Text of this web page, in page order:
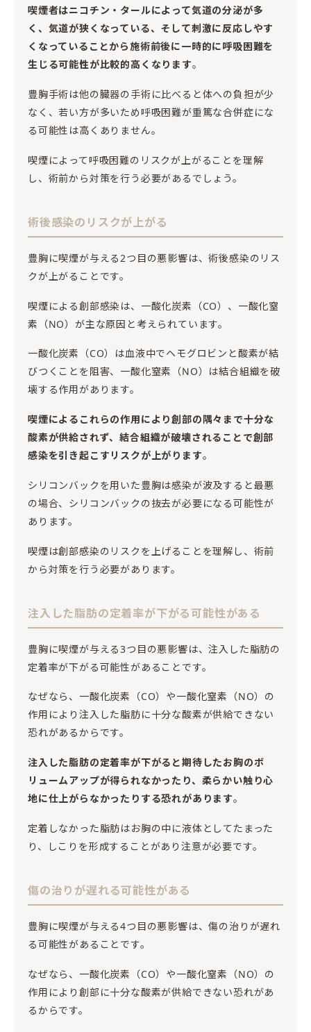
喫煙者はニコチン・タールによって気道の分泌が多
く、気道が狭くなっている、そして刺激に反応しやす
くなっていることから施術前後に一時的に呼吸困難を
生じる可能性が比較的高くなります。
豊胸手術は他の臓器の手術に比べると体への負担が少
なく、若い方が多いため呼吸困難が重篤な合併症にな
る可能性は高くありません。
喫煙によって呼吸困難のリスクが上がることを理解
し、術前から対策を行う必要があるでしょう。
術後感染のリスクが上がる
豊胸に喫煙が与える2つ目の悪影響は、術後感染のリス
クが上がることです。
喫煙による創部感染は、一酸化炭素（CO）、一酸化窒
素（NO）が主な原因と考えられています。
一酸化炭素（CO）は血液中でヘモグロビンと酸素が結
びつくことを阻害、一酸化窒素（NO）は結合組織を破
壊する作用があります。
喫煙によるこれらの作用により創部の隅々まで十分な
酸素が供給されず、結合組織が破壊されることで創部
感染を引き起こすリスクが上がります。
シリコンバックを用いた豊胸は感染が波及すると最悪
の場合、シリコンバックの抜去が必要になる可能性が
あります。
喫煙は創部感染のリスクを上げることを理解し、術前
から対策を行う必要があります。
注入した脂肪の定着率が下がる可能性がある
豊胸に喫煙が与える3つ目の悪影響は、注入した脂肪の
定着率が下がる可能性があることです。
なぜなら、一酸化炭素（CO）や一酸化窒素（NO）の
作用により注入した脂肪に十分な酸素が供給できない
恐れがあるからです。
注入した脂肪の定着率が下がると期待したお胸のボ
リュームアップが得られなかったり、柔らかい触り心
地に仕上がらなかったりする恐れがあります。
定着しなかった脂肪はお胸の中に液体としてたまった
り、しこりを形成することがあり注意が必要です。
傷の治りが遅れる可能性がある
豊胸に喫煙が与える4つ目の悪影響は、傷の治りが遅れ
る可能性があることです。
なぜなら、一酸化炭素（CO）や一酸化窒素（NO）の
作用により創部に十分な酸素が供給できない恐れがあ
るからです。